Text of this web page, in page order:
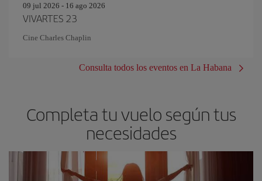
09 jul 2026 - 16 ago 2026
VIVARTES 23
Cine Charles Chaplin
Consulta todos los eventos en La Habana
Completa tu vuelo según tus
necesidades